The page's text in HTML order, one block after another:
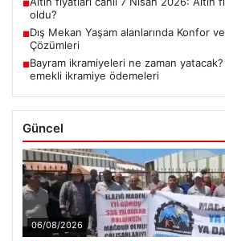
■
oldu?
■Dış Mekan Yaşam alanlarında Konfor
Çözümleri
■Bayram ikramiyeleri ne zaman
emekli ikramiye ödemeleri
Güncel
06/08/2026